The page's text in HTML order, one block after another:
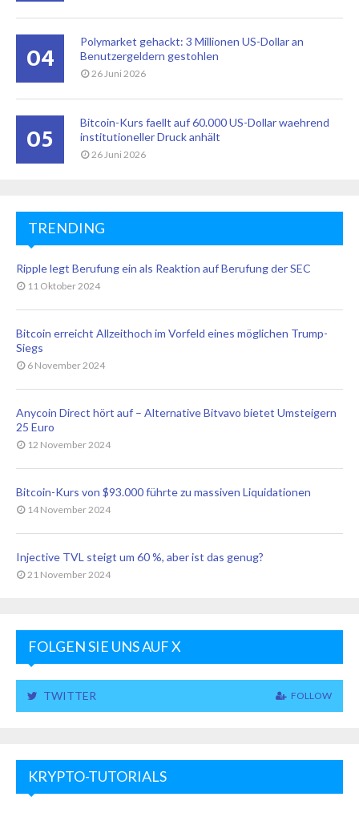
04
Polymarket gehackt: 3 Millionen US-Dollar an
Benutzergeldern gestohlen
26 Juni 2026
05
Bitcoin-Kurs faellt auf 60.000 US-Dollar waehrend
institutioneller Druck anhält
26 Juni 2026
TRENDING
Ripple legt Berufung ein als Reaktion auf Berufung der SEC
11 Oktober 2024
Bitcoin erreicht Allzeithoch im Vorfeld eines möglichen Trump-
Siegs
6 November 2024
Anycoin Direct hört auf – Alternative Bitvavo bietet Umsteigern
25 Euro
12 November 2024
Bitcoin-Kurs von $93.000 führte zu massiven Liquidationen
14 November 2024
Injective TVL steigt um 60 %, aber ist das genug?
21 November 2024
FOLGEN SIE UNS AUF X
TWITTER FOLLOW
KRYPTO-TUTORIALS